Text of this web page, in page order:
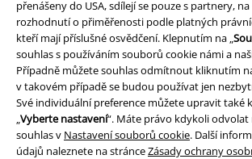
přenášeny do USA, sdílejí se pouze s partnery,
rozhodnutí o přiměřenosti podle platných
kteří mají příslušné osvědčení. Klepnutím na „
souhlas s používáním souborů cookie námi a
Případně můžete souhlas odmítnout kliknutím
v takovém případě se budou používat jen
Své individuální preference můžete upravit také
„Vyberte nastavení“. Máte právo kdykoli
souhlas v Nastavení souborů cookie. Další
údajů naleznete na stránceZásady ochrany
A Warner Music Group